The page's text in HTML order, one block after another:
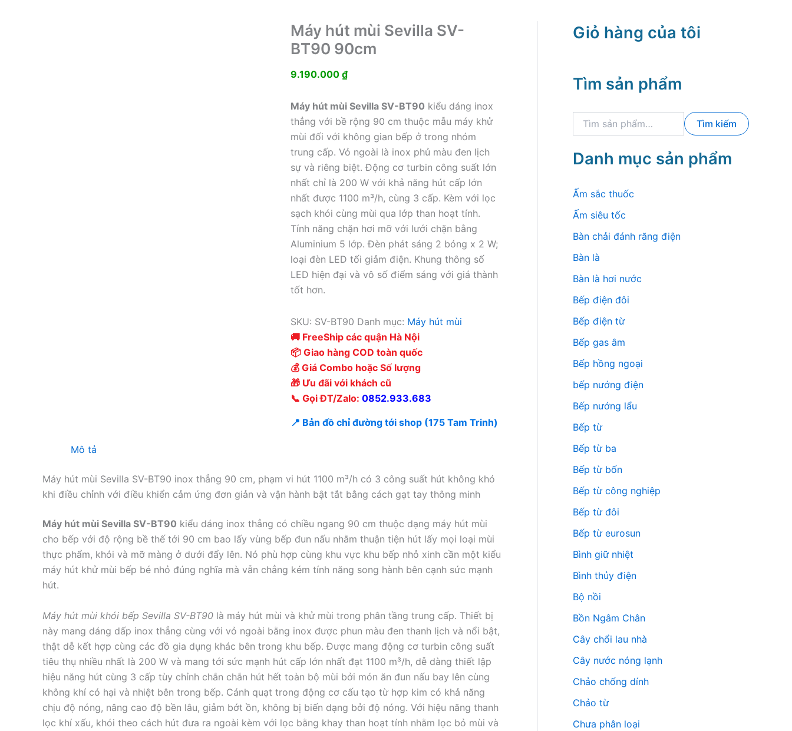
Máy hút mùi Sevilla SV-
BT90 90cm
9.190.000 ₫
Máy hút mùi Sevilla SV-BT90 kiểu dáng inox
thẳng với bề rộng 90 cm thuộc mẫu máy khử
mùi đối với không gian bếp ở trong nhóm
trung cấp. Vỏ ngoài là inox phủ màu đen lịch
sự và riêng biệt. Động cơ turbin công suất lớn
nhất chỉ là 200 W với khả năng hút cấp lớn
nhất được 1100 m³/h, cùng 3 cấp. Kèm với lọc
sạch khói cùng mùi qua lớp than hoạt tính.
Tính năng chặn hơi mỡ với lưới chặn bằng
Aluminium 5 lớp. Đèn phát sáng 2 bóng x 2 W;
loại đèn LED tối giảm điện. Khung thông số
LED hiện đại và vô số điểm sáng với giá thành
tốt hơn.
SKU: SV-BT90 Danh mục: Máy hút mùi
🚚 FreeShip các quận Hà Nội
📦 Giao hàng COD toàn quốc
💰 Giá Combo hoặc Số lượng
🎁 Ưu đãi với khách cũ
📞 Gọi ĐT/Zalo: 0852.933.683
📍 Bản đồ chỉ đường tới shop (175 Tam Trinh)
Mô tả
Máy hút mùi Sevilla SV-BT90 inox thẳng 90 cm, phạm vi hút 1100 m³/h có 3 công suất hút không khó
khi điều chỉnh với điều khiển cảm ứng đơn giản và vận hành bật tắt bằng cách gạt tay thông minh
Máy hút mùi Sevilla SV-BT90 kiểu dáng inox thẳng có chiều ngang 90 cm thuộc dạng máy hút mùi
cho bếp với độ rộng bề thế tới 90 cm bao lấy vùng bếp đun nấu nhằm thuận tiện hút lấy mọi loại mùi
thực phẩm, khói và mỡ màng ở dưới đẩy lên. Nó phù hợp cùng khu vực khu bếp nhỏ xinh cần một kiểu
máy hút khử mùi bếp bé nhỏ đúng nghĩa mà vẫn chẳng kém tính năng song hành bên cạnh sức mạnh
hút.
Máy hút mùi khói bếp Sevilla SV-BT90 là máy hút mùi và khử mùi trong phân tầng trung cấp. Thiết bị
này mang dáng dấp inox thẳng cùng với vỏ ngoài bằng inox được phun màu đen thanh lịch và nổi bật,
thật dễ kết hợp cùng các đồ gia dụng khác bên trong khu bếp. Được mang động cơ turbin công suất
tiêu thụ nhiều nhất là 200 W và mang tới sức mạnh hút cấp lớn nhất đạt 1100 m³/h, dễ dàng thiết lập
hiệu năng hút cùng 3 cấp tùy chỉnh chắn chắn hút hết toàn bộ mùi bởi món ăn đun nấu bay lên cùng
không khí có hại và nhiệt bên trong bếp. Cánh quạt trong động cơ cấu tạo từ hợp kim có khả năng
chịu độ nóng, nâng cao độ bền lâu, giảm bớt ồn, không bị biến dạng bởi độ nóng. Với hiệu năng thanh
lọc khí xấu, khói theo cách hút đưa ra ngoài kèm với lọc bằng khay than hoạt tính nhằm lọc bỏ mùi và
Giỏ hàng của tôi
Tìm sản phẩm
k
m
:
Tìm kiếm
Danh mục sản phẩm
Ấm sắc thuốc
Ấm siêu tốc
Bàn chải đánh răng điện
Bàn là
Bàn là hơi nước
Bếp điện đôi
Bếp điện từ
Bếp gas âm
Bếp hồng ngoại
bếp nướng điện
Bếp nướng lẩu
Bếp từ
Bếp từ ba
Bếp từ bốn
Bếp từ công nghiệp
Bếp từ đôi
Bếp từ eurosun
Bình giữ nhiệt
Bình thủy điện
Bộ nồi
Bồn Ngâm Chân
Cây chổi lau nhà
Cây nước nóng lạnh
Chảo chống dính
Chảo từ
Chưa phân loại